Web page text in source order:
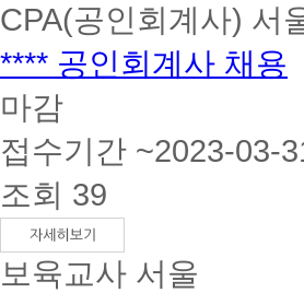
CPA(공인회계사) 서
**** 공인회계사 채용
마감
접수기간 ~2023-03-
조회 39
보육교사 서울